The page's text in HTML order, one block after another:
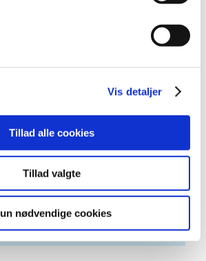
Vis detaljer
Tillad alle cookies
Tillad valgte
nødvendige cookies